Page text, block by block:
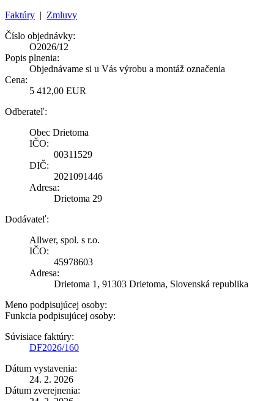
Faktúry | Zmluvy
Číslo objednávky:
O2026/12
Popis plnenia:
Objednávame si u Vás výrobu a montáž označenia
Cena:
5 412,00 EUR
Odberateľ:
Obec Drietoma
IČO:
00311529
DIČ:
2021091446
Adresa:
Drietoma 29
Dodávateľ:
Allwer, spol. s r.o.
IČO:
45978603
Adresa:
Drietoma 1, 91303 Drietoma, Slovenská republika
Meno podpisujúcej osoby:
Funkcia podpisujúcej osoby:
Súvisiace faktúry:
DF2026/160
Dátum vystavenia:
24. 2. 2026
Dátum zverejnenia: